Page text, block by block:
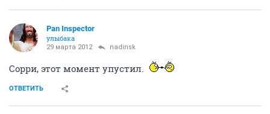
Pan Inspector
улыбака
29 марта 2012 nadinsk
Сорри, этот момент упустил.
ОТВЕТИТЬ